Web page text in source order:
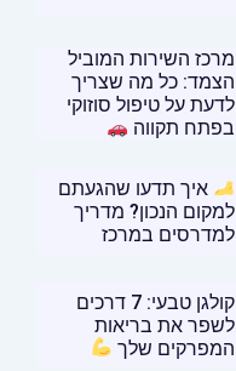
מרכז השירות המוביל
הצמד: כל מה שצריך
לדעת על טיפול סוזוקי
בפתח תקווה
איך תדעו שהגעתם
למקום הנכון? מדריך
למדרסים במרכז
קולגן טבעי: 7 דרכים
לשפר את בריאות
המפרקים שלך